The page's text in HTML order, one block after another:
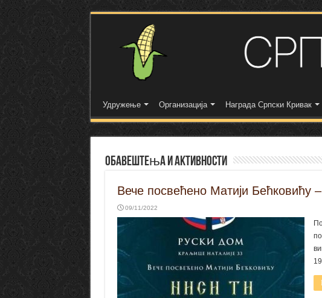
Удружење Организација Награда Српски Кривак
Обавештења и активности
Вече посвећено Матији Бећковићу
09/11/2022